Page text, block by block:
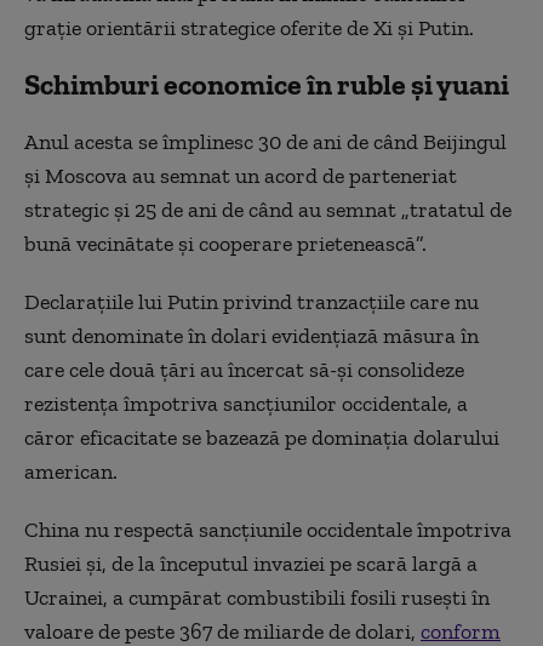
grație orientării strategice oferite de Xi și Putin.
Schimburi economice în ruble și yuani
Anul acesta se împlinesc 30 de ani de când Beijingul
și Moscova au semnat un acord de parteneriat
strategic și 25 de ani de când au semnat „tratatul de
bună vecinătate și cooperare prietenească”.
Declarațiile lui Putin privind tranzacțiile care nu
sunt denominate în dolari evidențiază măsura în
care cele două țări au încercat să-și consolideze
rezistența împotriva sancțiunilor occidentale, a
căror eficacitate se bazează pe dominația dolarului
american.
China nu respectă sancțiunile occidentale împotriva
Rusiei și, de la începutul invaziei pe scară largă a
Ucrainei, a cumpărat combustibili fosili rusești în
valoare de peste 367 de miliarde de dolari, conform